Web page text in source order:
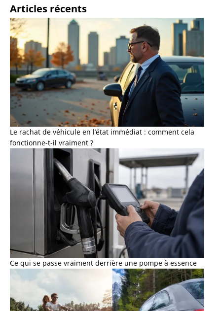
Articles récents
Le rachat de véhicule en l’état immédiat : comment cela
fonctionne-t-il vraiment ?
Ce qui se passe vraiment derrière une pompe à essence